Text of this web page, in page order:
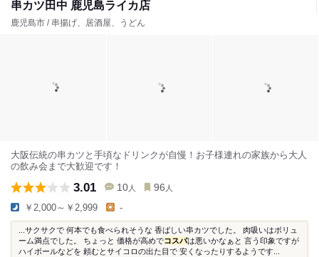
串カツ田中 鹿児島ライカ店
鹿児島市 / 串揚げ、居酒屋、うどん
大阪伝統の串カツと手頃なドリンクが自慢！お子様連れの家族から大人
の飲み会まで大歓迎です！
3.01 10 人 96 人
￥2,000～￥2,999 -
...サクサクで 何本でも食べられそうな 香ばしい串カツでした。 肉吸いはボリュ
ーム満点でした。 ちょっと 価格が高めでコスパは悪いかなぁと 言う印象ですが
ハイボールなどを 頼むとサイコロの出た目で 安くなったりするようです...